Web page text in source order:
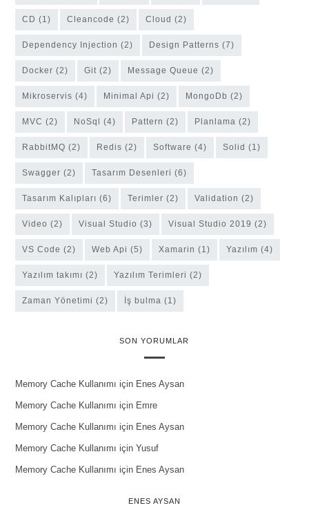
CD (1) cleancode (2) Cloud (2)
Dependency Injection (2) Design Patterns (7)
Docker (2) Git(2) Message Queue (2)
Mikroservis (4) Minimal Api (2) MongoDb (2)
MVC (2) NoSql (4) Pattern (2) Planlama (2)
RabbitMQ (2) Redis (2) software (4) solid (1)
Swagger (2) Tasarım Desenleri (6)
Tasarım Kalıpları (6) Terimler (2) Validation (2)
Video (2) Visual Studio (3) Visual Studio 2019 (2)
VS Code (2) Web Api (5) Xamarin (1) Yazılım (4)
yazılım takımı (2) Yazılım Terimleri (2)
Zaman Yönetimi (2) İş bulma (1)
SON YORUMLAR
Memory Cache Kullanımı için Enes Aysan
Memory Cache Kullanımı için Emre
Memory Cache Kullanımı için Enes Aysan
Memory Cache Kullanımı için Yusuf
Memory Cache Kullanımı için Enes Aysan
ENES AYSAN